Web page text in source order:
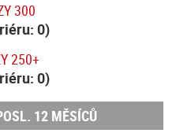
300
0)
250+
0)
12 MĚSÍCŮ